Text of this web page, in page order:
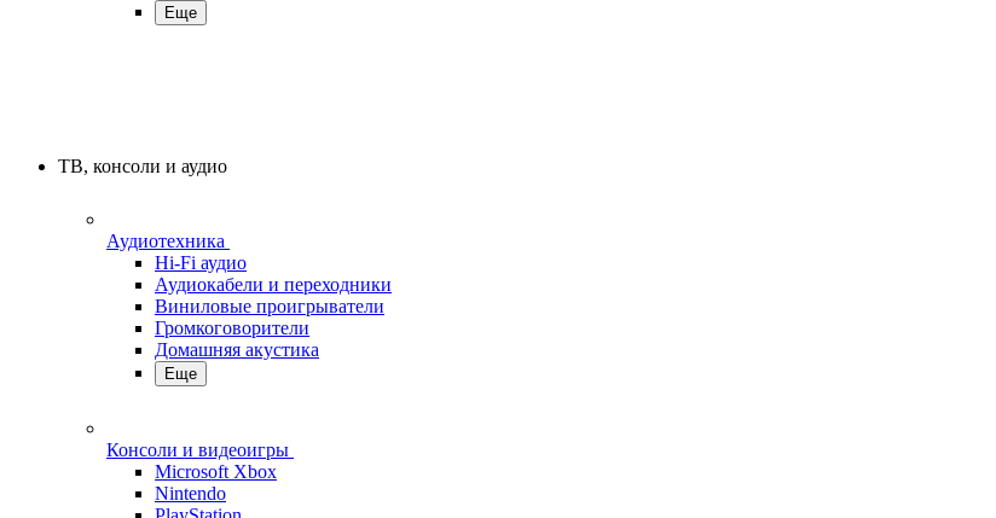
Еще
ТВ, консоли и аудио
Аудиотехника
Hi-Fi аудио
Аудиокабели и переходники
Виниловые проигрыватели
Громкоговорители
Домашняя акустика
Еще
Консоли и видеоигры
Microsoft Xbox
Nintendo